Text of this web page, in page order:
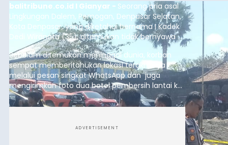
balitribune.co.id I Gianyar - Seorang pria asal
Lingkungan Dalem, Pemogan, Denpasar Selatan,
Kota Denpasar, yang diketahui bernama I Kadek
Dedi Wiranata (35), ditemukan tidak bernyawa di
pesisir Pantai Purnama, Sukawati.
Sebelum ditemukan meninggal dunia, korban
sempat memberitahukan lokasi terakhirnya
melalui pesan singkat WhatsApp dan juga
mengirimkan foto dua botol pembersih lantai ke
istrinya.
ADVERTISEMENT